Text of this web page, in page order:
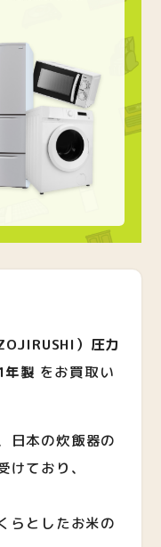
）圧力
製 をお買取い
日本の炊飯器の
ており、
らとしたお米の